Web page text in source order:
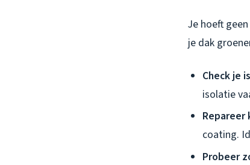
Je hoeft geen
je dak
Check je
isolatie
Repareer
coating.
Probeer